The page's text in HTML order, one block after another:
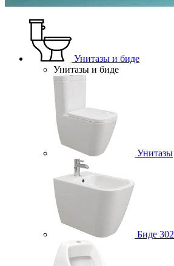
Унитазы и биде
Унитазы и биде
Унитазы
Биде 302